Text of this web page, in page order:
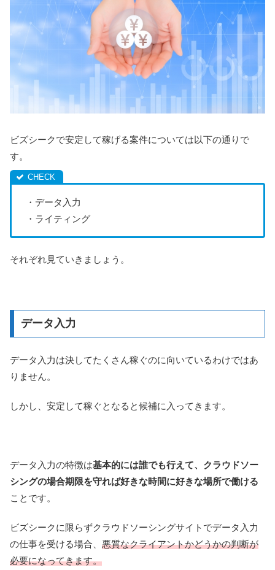
ビズシークで安定して稼げる案件については以下の通りで
す。
・データ入力
・ライティング
それぞれ見ていきましょう。
データ入力
データ入力は決してたくさん稼ぐのに向いているわけではあ
りません。
しかし、安定して稼ぐとなると候補に入ってきます。
データ入力の特徴は基本的には誰でも行えて、クラウドソー
シングの場合期限を守れば好きな時間に好きな場所で働ける
ことです。
ビズシークに限らずクラウドソーシングサイトでデータ入力
の仕事を受ける場合、 悪質なクライアントかどうかの判断が
必要になってきます。